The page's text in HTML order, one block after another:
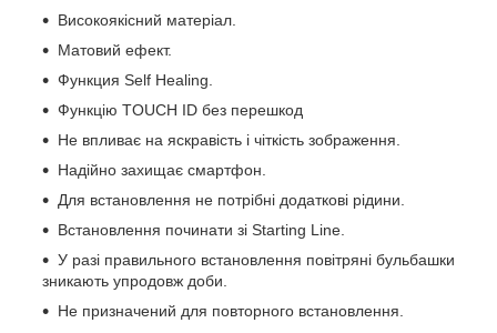
Високоякісний матеріал.
Матовий ефект.
Функция Self Healing.
Функцію TOUCH ID без перешкод
Не впливає на яскравість і чіткість зображення.
Надійно захищає смартфон.
Для встановлення не потрібні додаткові рідини.
Встановлення починати зі Starting Line.
У разі правильного встановлення повітряні бульбашки
зникають упродовж доби.
Не призначений для повторного встановлення.